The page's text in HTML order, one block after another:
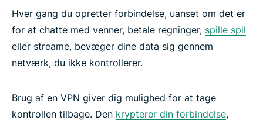
Hver gang du opretter forbindelse, uanset om det er
for at chatte med venner, betale regninger, spille spil
eller streame, bevæger dine data sig gennem
netværk, du ikke kontrollerer.
Brug af en VPN giver dig mulighed for at tage
kontrollen tilbage. Den krypterer din forbindelse,